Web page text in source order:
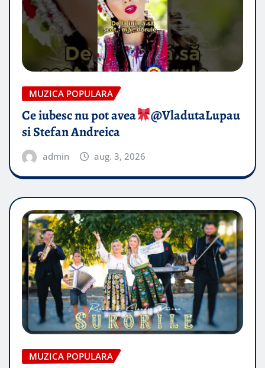
MUZICA POPULARA
Ce iubesc nu pot avea
​@VladutaLupau
si Stefan Andreica
admin aug. 3, 2026
MUZICA POPULARA